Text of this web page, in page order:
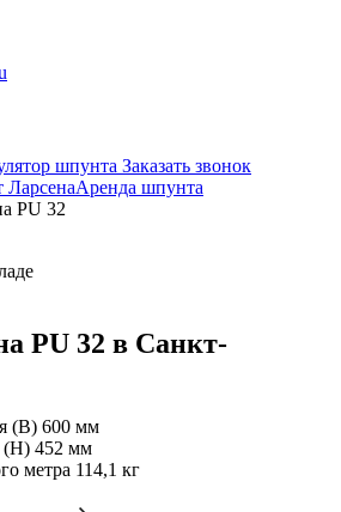
шпунта Заказать звонок
Аренда шпунта
PU 32
PU 32 в Санкт-
(В) 600 мм
(Н) 452 мм
метра 114,1 кг